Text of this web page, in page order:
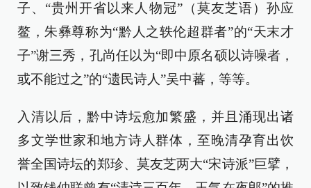
子、“贵州开省以来人物冠”（莫友芝语）孙应
鳌，朱彝尊称为“黔人之轶伦超群者”的“天末才
子”谢三秀，孔尚任以为“即中原名硕以诗噪者，
或不能过之”的“遗民诗人”吴中蕃，等等。
入清以后，黔中诗坛愈加繁盛，并且涌现出诸
多文学世家和地方诗人群体，至晚清孕育出饮
誉全国诗坛的郑珍、莫友芝两大“宋诗派”巨擘，